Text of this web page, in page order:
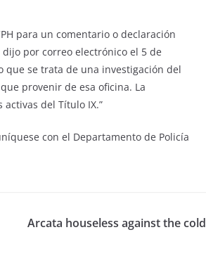
para un comentario o declaración
por correo electrónico el 5 de
que se trata de una investigación del
provenir de esa oficina. La
del Título IX.”
con el Departamento de Policía
Arcata houseless against the cold